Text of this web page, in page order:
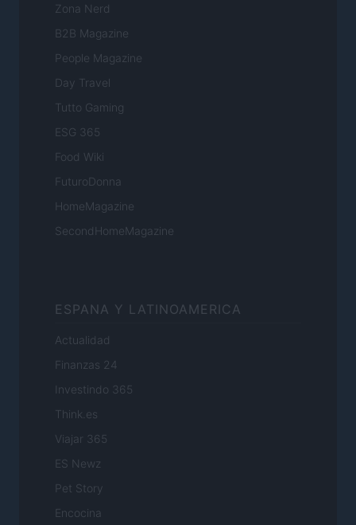
Zona Nerd
B2B Magazine
People Magazine
Day Travel
Tutto Gaming
ESG 365
Food Wiki
FuturoDonna
HomeMagazine
SecondHomeMagazine
ESPANA Y LATINOAMERICA
Actualidad
Finanzas 24
Investindo 365
Think.es
Viajar 365
ES Newz
Pet Story
Encocina